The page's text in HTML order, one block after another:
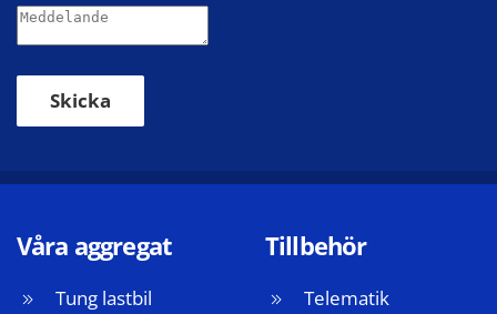
Skicka
Våra aggregat
Tung lastbil
Tillbehör
Telematik